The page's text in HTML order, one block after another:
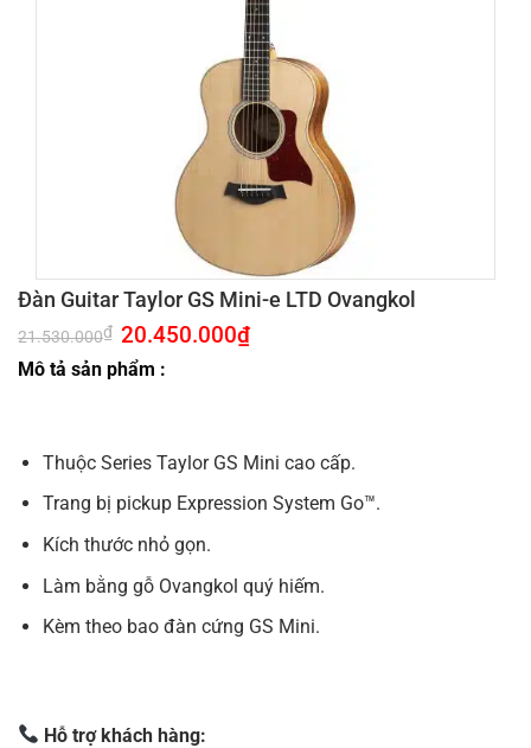
Đàn Guitar Taylor GS Mini-e LTD Ovangkol
21.530.000₫ Giá
gốc
là:
21.530.000₫.
20.450.000₫Giá
Mô tả sản phẩm :
Thuộc Series Taylor GS Mini cao cấp.
Trang bị pickup Expression System Go™.
Kích thước nhỏ gọn.
Làm bằng gỗ Ovangkol quý hiếm.
Kèm theo bao đàn cứng GS Mini.
Hỗ trợ khách hàng: